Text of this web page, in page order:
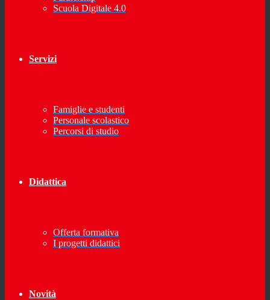
Scuola Digitale 4.0
Servizi
Famiglie e studenti
Personale scolastico
Percorsi di studio
Didattica
Offerta formativa
I progetti didattici
Novità